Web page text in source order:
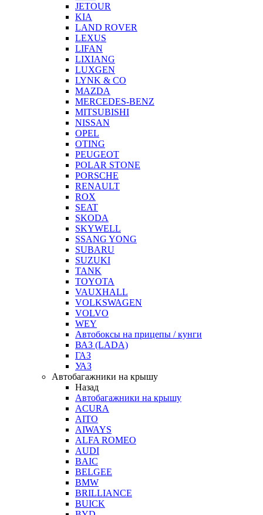
JETOUR
KIA
LAND ROVER
LEXUS
LIFAN
LIXIANG
LUXGEN
LYNK & CO
MAZDA
MERCEDES-BENZ
MITSUBISHI
NISSAN
OPEL
OTING
PEUGEOT
POLAR STONE
PORSCHE
RENAULT
ROX
SEAT
SKODA
SKYWELL
SSANG YONG
SUBARU
SUZUKI
TANK
TOYOTA
VAUXHALL
VOLKSWAGEN
VOLVO
WEY
Автобоксы на прицепы / кунги
ВАЗ (LADA)
ГАЗ
УАЗ
Автобагажники на крышу
Назад
Автобагажники на крышу
ACURA
AITO
AIWAYS
ALFA ROMEO
AUDI
BAIC
BELGEE
BMW
BRILLIANCE
BUICK